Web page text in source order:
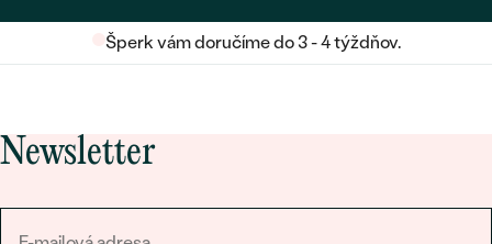
Šperk vám doručíme do 3 - 4 týždňov.
Newsletter